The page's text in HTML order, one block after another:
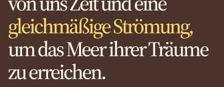
gleichmäßige Strömung,
um das Meer ihrer Träume
zu erreichen.